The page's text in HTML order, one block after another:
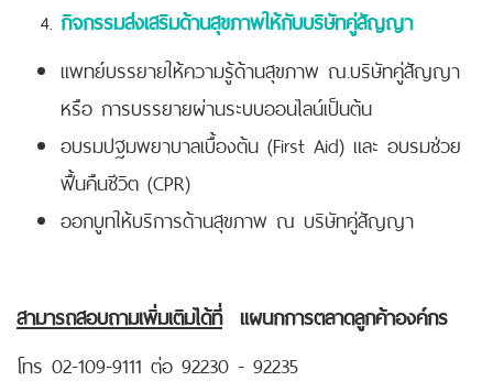
กิจกรรมส่งเสริมด้านสุขภาพให้กับบริษัทคู่สัญญา
แพทย์บรรยายให้ความรู้ด้านสุขภาพ ณ.บริษัทคู่สัญญา
หรือ การบรรยายผ่านระบบออนไลน์เป็นต้น
อบรมปฐมพยาบาลเบื้องต้น (First Aid) และ อบรมช่วย
ฟื้นคืนชีวิต (CPR)
ออกบูทให้บริการด้านสุขภาพ ณ บริษัทคู่สัญญา
สามารถสอบถามเพิ่มเติมได้ที่ แผนกการตลาดลูกค้าองค์กร
โทร 02-109-9111 ต่อ 92230 - 92235